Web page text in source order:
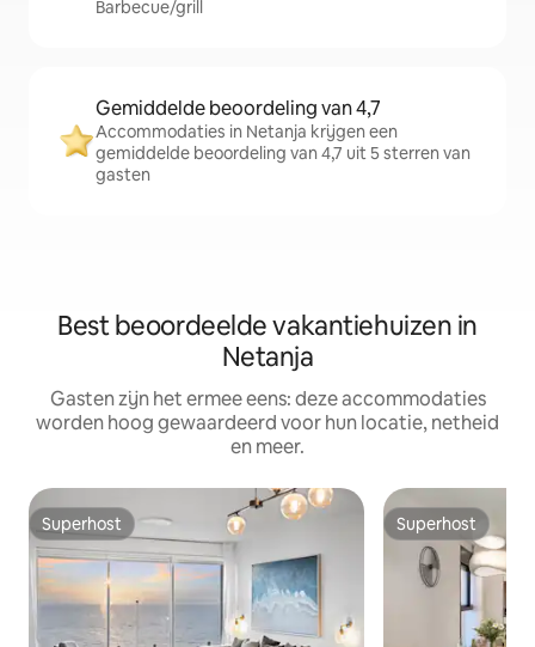
Barbecue/grill
Gemiddelde beoordeling van 4,7
Accommodaties in Netanja krijgen een
gemiddelde beoordeling van 4,7 uit 5 sterren van
gasten
Best beoordeelde vakantiehuizen in
Netanja
Gasten zijn het ermee eens: deze accommodaties
worden hoog gewaardeerd voor hun locatie, netheid
en meer.
Superhost
Superhost Superhost
Superhost